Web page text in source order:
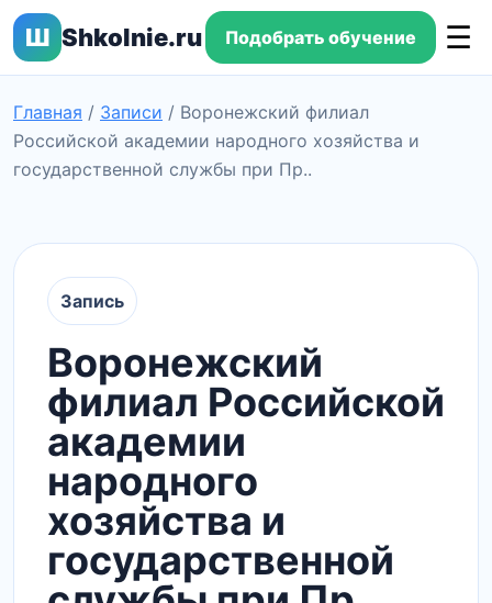
Ш Shkolnie.ru Подобрать обучение ☰
Главная / Записи / Воронежский филиал
Российской академии народного хозяйства и
государственной службы при Пр..
Запись
Воронежский
филиал Российской
академии
народного
хозяйства и
государственной